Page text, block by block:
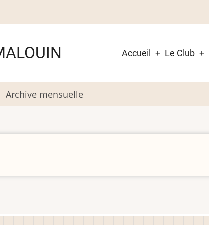
Navigation
Accueil Le Club
Archive mensuelle